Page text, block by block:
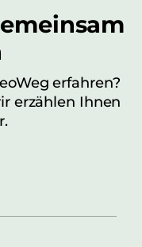
erfahren?
erzählen Ihnen